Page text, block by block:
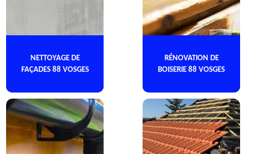
NETTOYAGE DE
FAÇADES 88 VOSGES
RÉNOVATION DE
BOISERIE 88 VOSGES